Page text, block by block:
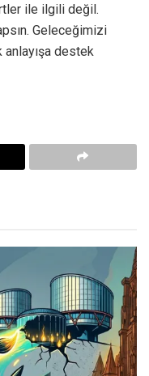
ile ilgili değil.
Geleceğimizi
destek